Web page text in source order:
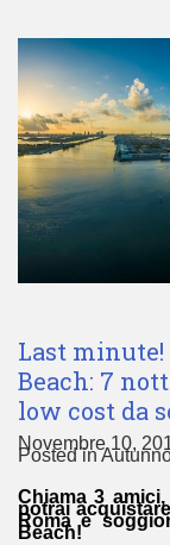
Last
Beach: 7
low cost da
Novembre 10,
Posted in
Chiama 3
potrai
Roma e
Beach!